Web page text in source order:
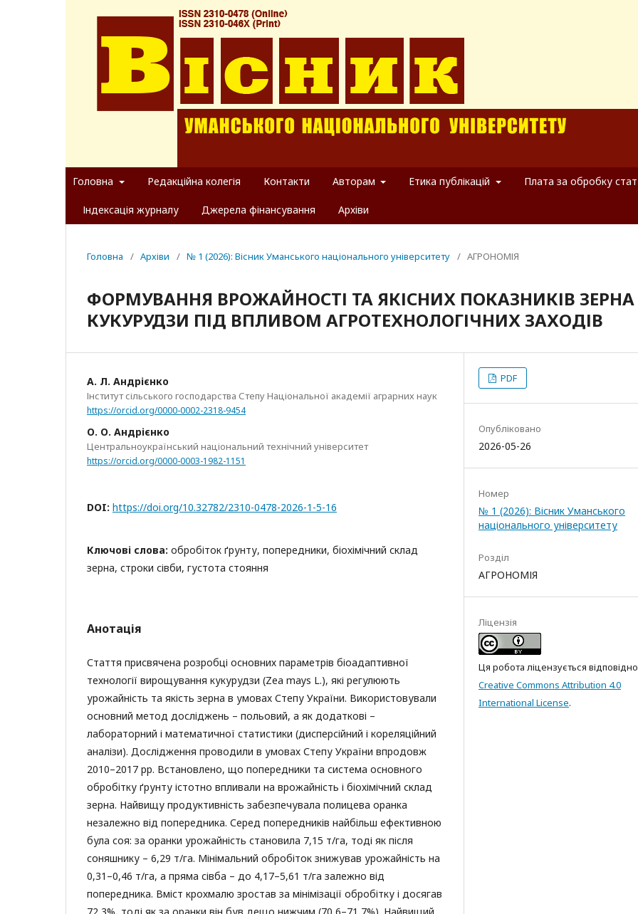
Головна Редакційна колегія Контакти Авторам Етика публікацій Плата за обробку
Індексація журналу Джерела фінансування Архіви
Головна / Архіви / № 1 (2026): Вісник Уманського національного університету / АГРОНОМІЯ
ФОРМУВАННЯ ВРОЖАЙНОСТІ ТА ЯКІСНИХ ПОКАЗНИКІВ ЗЕРНА
КУКУРУДЗИ ПІД ВПЛИВОМ АГРОТЕХНОЛОГІЧНИХ ЗАХОДІВ
А. Л. Андрієнко
Інститут сільського господарства Степу Національної академії аграрних наук
https://orcid.org/0000-0002-2318-9454
О. О. Андрієнко
Центральноукраїнський національний технічний університет
https://orcid.org/0000-0003-1982-1151
DOI: https://doi.org/10.32782/2310-0478-2026-1-5-16
Ключові слова: обробіток ґрунту, попередники, біохімічний склад
зерна, строки сівби, густота стояння
Анотація
Стаття присвячена розробці основних параметрів біоадаптивної
технології вирощування кукурудзи (Zea mays L.), які регулюють
урожайність та якість зерна в умовах Степу України. Використовували
основний метод досліджень – польовий, а як додаткові –
лабораторний і математичної статистики (дисперсійний і кореляційний
аналізи). Дослідження проводили в умовах Степу України впродовж
2010–2017 рр. Встановлено, що попередники та система основного
обробітку ґрунту істотно впливали на врожайність і біохімічний склад
зерна. Найвищу продуктивність забезпечувала полицева оранка
незалежно від попередника. Серед попередників найбільш ефективною
була соя: за оранки урожайність становила 7,15 т/га, тоді як після
соняшнику – 6,29 т/га. Мінімальний обробіток знижував урожайність на
0,31–0,46 т/га, а пряма сівба – до 4,17–5,61 т/га залежно від
попередника. Вміст крохмалю зростав за мінімізації обробітку і досягав
72,3%, тоді як за оранки він був дещо нижчим (70,6–71,7%). Найвищий
PDF
Опубліковано
2026-05-26
Номер
№ 1 (2026): Вісник Уманського
національного університету
Розділ
АГРОНОМІЯ
Ліцензія
Ця робота ліцензується
Creative Commons Attribution 4.0
International License.